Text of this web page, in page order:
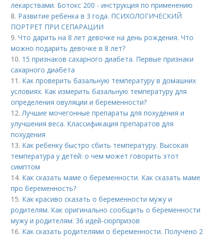
лекарствами. Ботокс 200 - инструкция по применению
8. Развитие ребенка в 3 года. ПСИХОЛОГИЧЕСКИЙ
ПОРТРЕТ ПРИ СЕПАРАЦИИ
9.Что дарить на 8 лет девочке на день рождения. Что
можно подарить девочке в 8 лет?
10. 15 признаков сахарного диабета. Первые признаки
сахарного диабета
11. Как проверить базальную температуру в домашних
условиях. Как измерить базальную температуру для
определения овуляции и беременности?
12.Лучшие мочегонные препараты для похудения и
улучшения веса. Классификация препаратов для
похудения
13. Как ребенку быстро сбить температуру. Высокая
температура у детей: о чем может говорить этот
симптом
14. Как сказать маме о беременности. Как сказать маме
про беременность?
15. Как красиво сказать о беременности мужу и
родителям. Как оригинально сообщить о беременности
мужу и родителям: 36 идей-сюрпризов
16. Как сказать родителями о беременности. Получено 2